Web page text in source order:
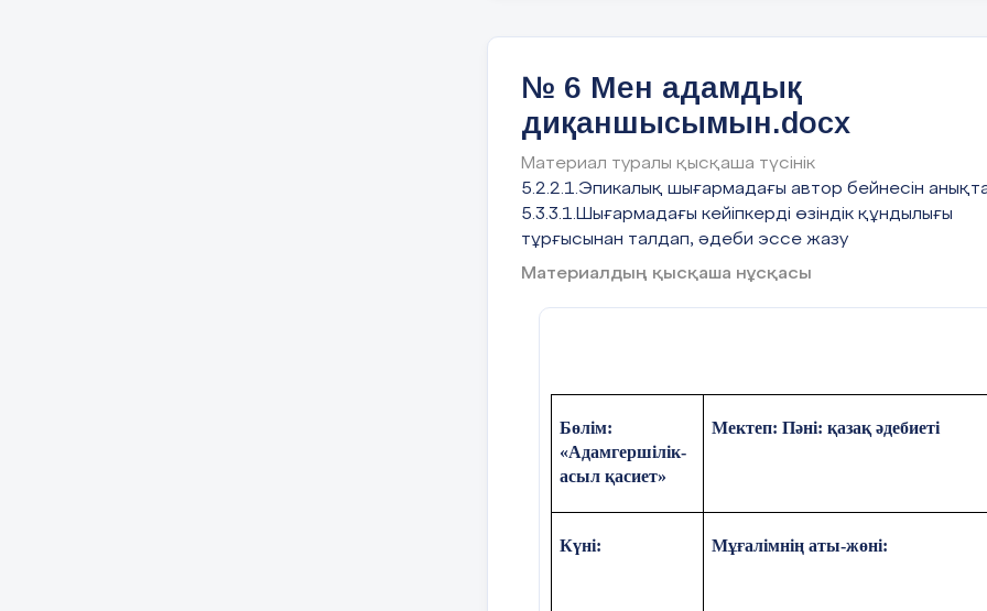
Бүгінгі сабақта ұнаған 1 іс-
есімдер арқылы ашыңыз.
ескриптор:
шығармадағы автордың «мен»
тармақтар мазмұны бойынша
«Мен - адамдық
бойындағы қасиеттерді негізге
100 сөз).
№ 6 Мен адамдық
диқаншысымын.docx
Материал туралы қысқаша түсінік
5.2.2.1.Эпикалық шығармадағы автор бейнесін
5.3.3.1.Шығармадағы кейіпкерді өзіндік құндылығы
тұрғысынан талдап, әдеби эссе жазу
Материалдың қысқаша нұсқасы
Бөлім:
«Адамгершілік-
асыл қасиет»
Мектеп: Пәні: қазақ әдебиеті
Күні: Мұғалімнің аты-жөні: